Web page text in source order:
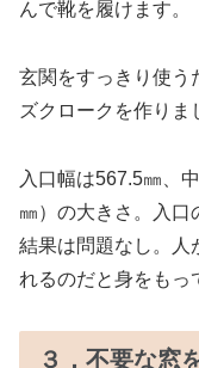
んで靴を履けます。
玄関をすっきり使う
ズクロークを作りま
入口幅は567.5㎜、
㎜）の大きさ。入口
結果は問題なし。人
れるのだと身をもっ
３，不要な窓